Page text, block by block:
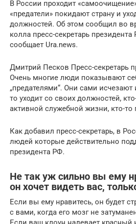
В России проходит
«предатели» покидают страну и
должностей. Об этом сообщил во
колла пресс-секретарь
сообщает Ura.news.
Дмитрий Песков Пресс-секретарь
Очень многие люди показывают
„предателями“. Они сами
то уходит со своих должностей,
активной служебной жизни, кто-то
Как добавил пресс-секретарь, в
людей которые действительно
президента РФ.
Не так уж сильно вы ему
он хочет видеть вас,
Если вы ему нравитесь, он будет
с вами, когда его мозг не